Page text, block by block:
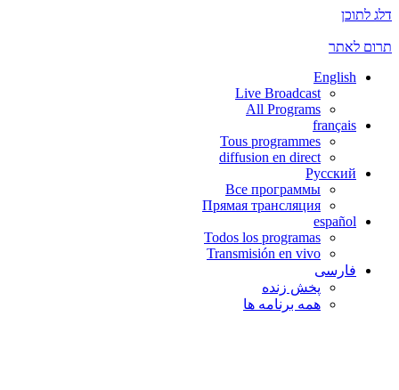
דלג לתוכן
תרום לאתר
English
Live Broadcast
All Programs
français
Tous programmes
diffusion en direct
Русский
Все программы
Прямая трансляция
español
Todos los programas
Transmisión en vivo
فارسی
پخش زنده
همه برنامه ها